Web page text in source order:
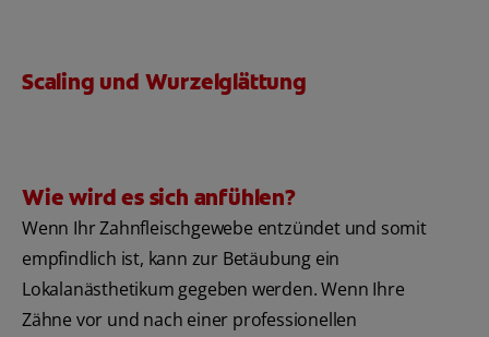
Scaling und Wurzelglättung
Wie wird es sich anfühlen?
Wenn Ihr Zahnfleischgewebe entzündet und somit
empfindlich ist, kann zur Betäubung ein
Lokalanästhetikum gegeben werden. Wenn Ihre
Zähne vor und nach einer professionellen